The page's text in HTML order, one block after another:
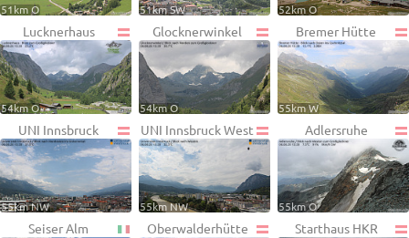
51km O 51km SW 52km O
Lucknerhaus
54km O
Glocknerwinkel
54km O
Bremer Hütte
55km W
UNI Innsbruck
55km NW
UNI Innsbruck West
55km NW
Adlersruhe
55km O
Seiser Alm Oberwalderhütte Starthaus HKR